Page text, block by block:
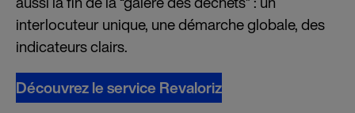
interlocuteur unique, une démarche globale, des
indicateurs clairs.
Découvrez le service Revaloriz